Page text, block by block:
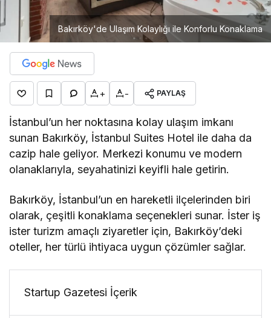
Bakırköy'de Ulaşım Kolaylığı ile Konforlu Konaklama
+ - PAYLAŞ
İstanbul’un her noktasına kolay ulaşım imkanı
sunan Bakırköy, İstanbul Suites Hotel ile daha da
cazip hale geliyor. Merkezi konumu ve modern
olanaklarıyla, seyahatinizi keyifli hale getirin.
Bakırköy, İstanbul’un en hareketli ilçelerinden biri
olarak, çeşitli konaklama seçenekleri sunar. İster iş
ister turizm amaçlı ziyaretler için, Bakırköy’deki
oteller, her türlü ihtiyaca uygun çözümler sağlar.
Startup Gazetesi İçerik